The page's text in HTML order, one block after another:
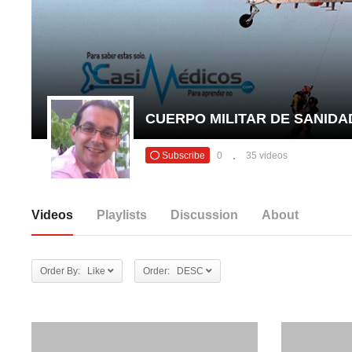
CUERPO MILITAR DE
Subscribe 0 35 videos
Videos Playlists Discussion About
Order By: Like Order: DESC